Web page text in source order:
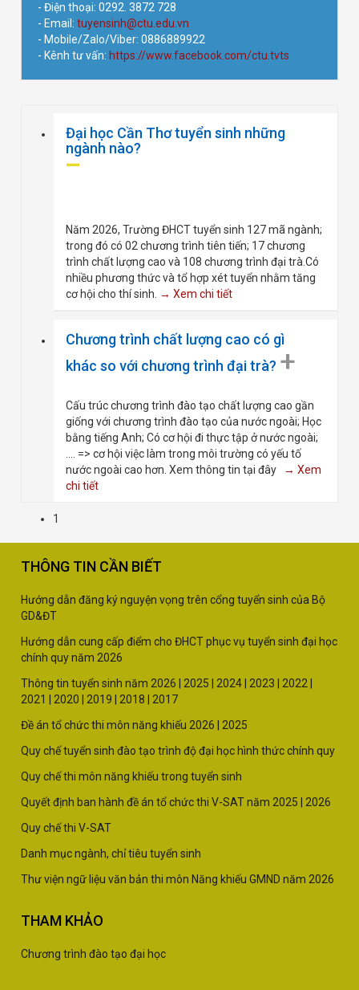
- Điện thoại: 0292. 3872 728
- Email:tuyensinh@ctu.edu.vn
- Mobile/Zalo/Viber: 0886889922
- Kênh tư vấn: https://www.facebook.com/ctu.tvts
Đại học Cần Thơ tuyển sinh những
ngành nào?
Năm 2026, Trường ĐHCT tuyển sinh 127 mã ngành;
trong đó có 02 chương trình tiên tiến; 17 chương
trình chất lượng cao và 108 chương trình đại trà.Có
nhiều phương thức và tổ hợp xét tuyển nhằm tăng
cơ hội cho thí sinh. → Xem chi tiết
Chương trình chất lượng cao có gì
khác so với chương trình đại trà? +
Cấu trúc chương trình đào tạo chất lượng cao gần
giống với chương trình đào tạo của nước ngoài; Học
bằng tiếng Anh; Có cơ hội đi thực tập ở nước ngoài;
.... => cơ hội việc làm trong môi trường có yếu tố
nước ngoài cao hơn. Xem thông tin tại đây
→ Xem
chi tiết
1
THÔNG TIN CẦN BIẾT
Hướng dẫn đăng ký nguyện vọng trên cổng tuyển sinh của Bộ
GD&ĐT
Hướng dẫn cung cấp điểm cho ĐHCT phục vụ tuyển sinh đại học
chính quy năm 2026
Thông tin tuyển sinh năm 2026 | 2025 2024 2023 2022
2021
2020 2019 2018
2017
Đề án tổ chức thi môn năng khiếu 2026
2025
Quy chế tuyển sinh đào tạo trình độ đại học hình thức chính quy
Quy chế thi môn năng khiếu trong tuyển sinh
Quyết định ban hành đề án tổ chức thi V-SAT năm 2025
2026
Quy chế thi V-SAT
Danh mục ngành, chỉ tiêu tuyển sinh
Thư viện ngữ liệu văn bản thi môn Năng khiếu GMND năm 2026
THAM KHẢO
Chương trình đào tạo đại học